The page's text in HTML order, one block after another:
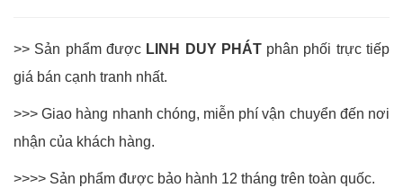
>> Sản phẩm được LINH DUY PHÁTphân phối trực tiếp
giá bán cạnh tranh nhất.
>>> Giao hàng nhanh chóng, miễn phí vận chuyển đến nơi
nhận của khách hàng.
>>>> Sản phẩm được bảo hành 12 tháng trên toàn quốc.